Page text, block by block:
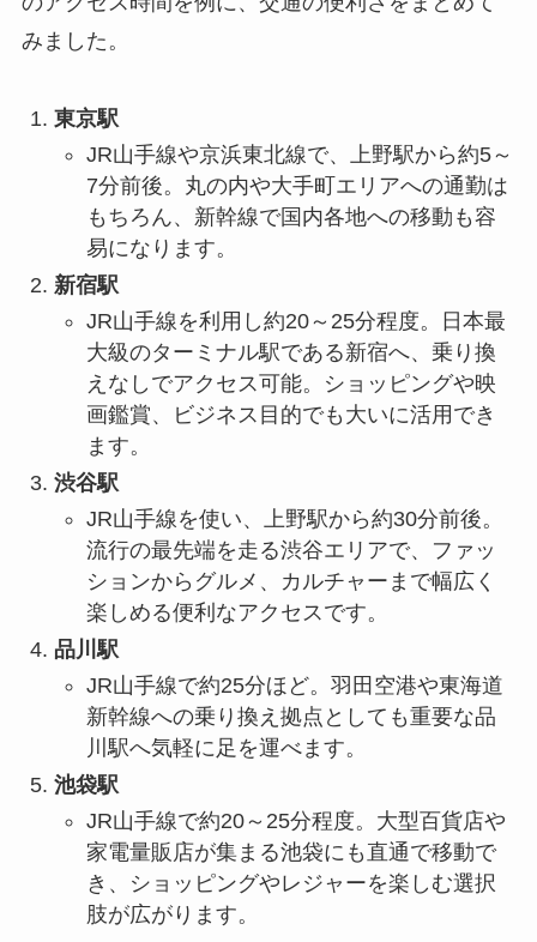
みました。
東京駅
JR山手線や京浜東北線で、上野駅から約5～
7分前後。丸の内や大手町エリアへの通勤は
もちろん、新幹線で国内各地への移動も容
易になります。
新宿駅
JR山手線を利用し約20～25分程度。日本最
大級のターミナル駅である新宿へ、乗り換
えなしでアクセス可能。ショッピングや映
画鑑賞、ビジネス目的でも大いに活用でき
ます。
渋谷駅
JR山手線を使い、上野駅から約30分前後。
流行の最先端を走る渋谷エリアで、ファッ
ションからグルメ、カルチャーまで幅広く
楽しめる便利なアクセスです。
品川駅
JR山手線で約25分ほど。羽田空港や東海道
新幹線への乗り換え拠点としても重要な品
川駅へ気軽に足を運べます。
池袋駅
JR山手線で約20～25分程度。大型百貨店や
家電量販店が集まる池袋にも直通で移動で
き、ショッピングやレジャーを楽しむ選択
肢が広がります。